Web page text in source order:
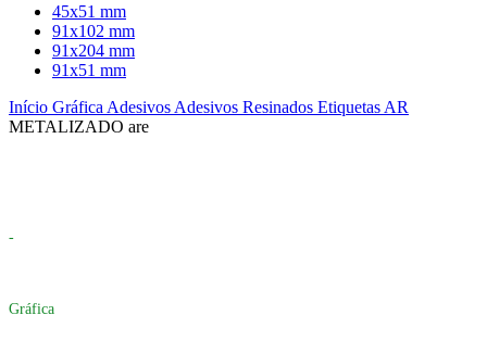
45x51 mm
91x102 mm
91x204 mm
91x51 mm
Início Gráfica Adesivos Adesivos Resinados Etiquetas AR
METALIZADO are
-
Gráfica